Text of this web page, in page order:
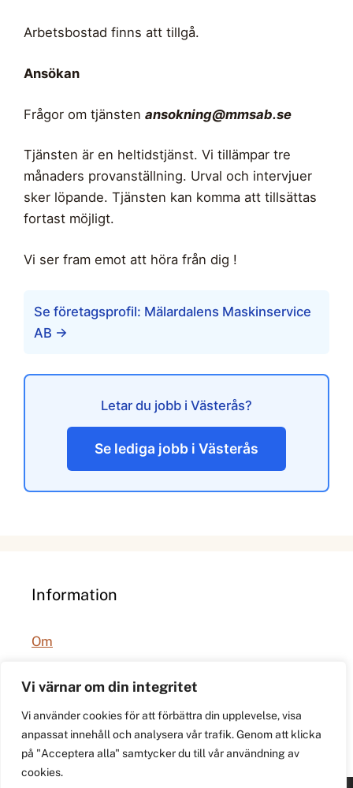
Vi värnar om din integritet
Vi använder cookies för att förbättra din upplevelse, visa
anpassat innehåll och analysera vår trafik. Genom att klicka
på "Acceptera alla" samtycker du till vår användning av
cookies.
Arbetsbostad finns att tillgå.
Ansökan
Frågor om tjänsten ansokning@mmsab.se
Tjänsten är en heltidstjänst. Vi tillämpar tre
månaders provanställning. Urval och intervjuer
sker löpande. Tjänsten kan komma att tillsättas
fortast möjligt.
Vi ser fram emot att höra från dig !
Se företagsprofil: Mälardalens Maskinservice
AB →
Letar du jobb i Västerås?
Se lediga jobb i Västerås
Information
Om